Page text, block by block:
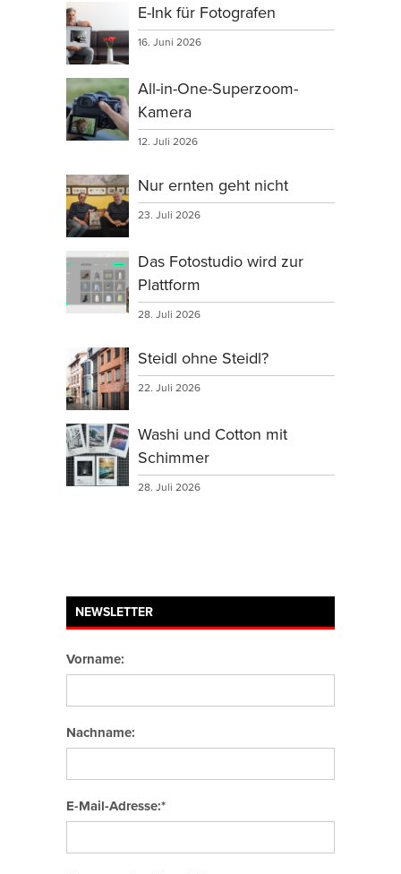
E-Ink für Fotografen
16. Juni 2026
All-in-One-Superzoom-
Kamera
12. Juli 2026
Nur ernten geht nicht
23. Juli 2026
Das Fotostudio wird zur
Plattform
28. Juli 2026
Steidl ohne Steidl?
22. Juli 2026
Washi und Cotton mit
Schimmer
28. Juli 2026
NEWSLETTER
Vorname:
Nachname:
E-Mail-Adresse:*